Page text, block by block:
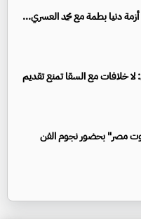
دنيا بطمة مع محمد العسري...
خلافات مع السقا تمنع تقديم
مصر" بحضور نجوم الفن